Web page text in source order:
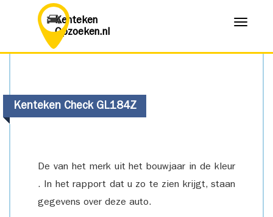
Kenteken
Opzoeken.nl
Menu
Kenteken Check GL184Z
De van het merk uit het bouwjaar in de kleur
. In het rapport dat u zo te zien krijgt, staan
gegevens over deze auto.